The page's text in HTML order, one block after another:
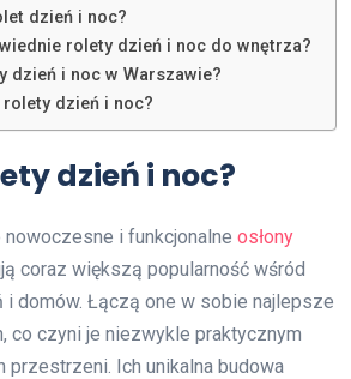
dzień i noc?
rolety dzień i noc do wnętrza?
dzień i noc w Warszawie?
dzień i noc?
dzień i noc?
i funkcjonalne osłony
coraz większą popularność wśród
i domów. Łączą one w sobie najlepsze
co czyni je niezwykle praktycznym
przestrzeni. Ich unikalna budowa